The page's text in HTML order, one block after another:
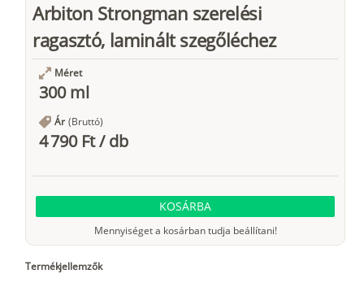
Arbiton Strongman szerelési
ragasztó, laminált szegőléchez
Méret
300 ml
Ár (Bruttó)
4 790 Ft/db
KOSÁRBA
Mennyiséget a kosárban tudja beállítani!
Termékjellemzők